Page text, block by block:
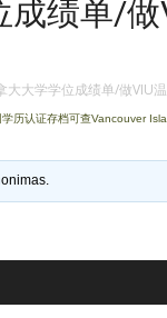
绩单/做
大学学位成绩单/做VIU
历认证存档可查Vancouver
.